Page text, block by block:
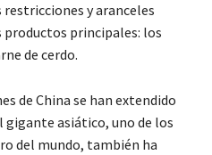
y aranceles
principales: los
de cerdo.
de China se han extendido
gigante asiático, uno de los
del mundo, también ha